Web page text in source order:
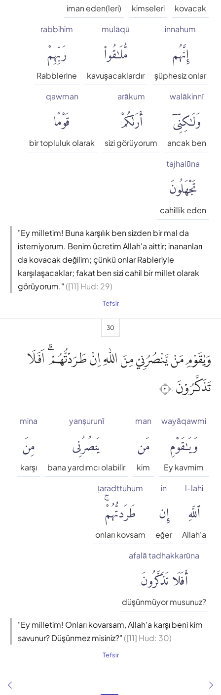
kovacak
kimseleri
iman eden(leri)
innahum
إِنَّهُم
şüphesiz onlar
mulāqū
مُّلَٰقُوا۟
kavuşacaklardır
rabbihim
رَبِّهِمْ
Rabblerine
walākinnī
وَلَٰكِنِّىٓ
ancak ben
arākum
أَرَىٰكُمْ
sizi görüyorum
qawman
قَوْمًا
bir topluluk olarak
tajhalūna
تَجْهَلُونَ
cahillik eden
"Ey milletim! Buna karşılık ben sizden bir mal da
istemiyorum. Benim ücretim Allah'a aittir; inananları
da kovacak değilim; çünkü onlar Rableriyle
karşılaşacaklar; fakat ben sizi cahil bir millet olarak
görüyorum." ([11] Hud: 29)
Tefsir
30
وَيٰقَوْمِ مَنْ يَّنْصُرُنِيْ مِنَ اللّٰهِ اِنْ طَرَدْتُّهُمْ ۗ اَفَلَا
تَذَكَّرُوْنَ ٣٠
wayāqawmi
وَيَٰقَوْمِ
Ey kavmim
man
مَن
kim
yanṣurunī
يَنصُرُنِى
bana yardımcı olabilir
mina
مِنَ
karşı
l-lahi
ٱللَّهِ
Allah'a
in
إِن
eğer
ṭaradttuhum
طَرَدتُّهُمْۚ
onları kovsam
afalā tadhakkarūna
أَفَلَا تَذَكَّرُونَ
düşünmüyor musunuz?
"Ey milletim! Onları kovarsam, Allah'a karşı beni kim
savunur? Düşünmez misiniz?" ([11] Hud: 30)
Tefsir